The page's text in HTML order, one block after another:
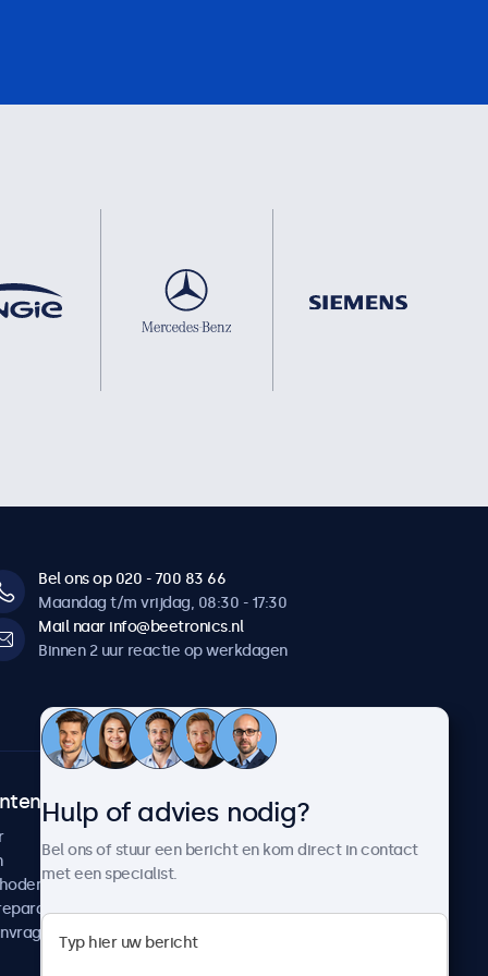
Bel ons op 020 - 700 83 66
Maandag t/m vrijdag, 08:30 - 17:30
Mail naar info@beetronics.nl
Binnen 2 uur reactie op werkdagen
Over Beetronics
Nieuws en updates
Werken bij Beetronics
Algemene voorwaarden
Hulp of advies nodig?
Bel ons of stuur een bericht en kom direct in contact
met een specialist.